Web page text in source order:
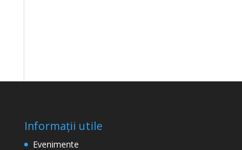
Informații utile
Evenimente